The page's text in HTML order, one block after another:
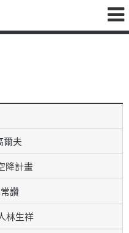
爾夫
降計畫
讚
林生祥